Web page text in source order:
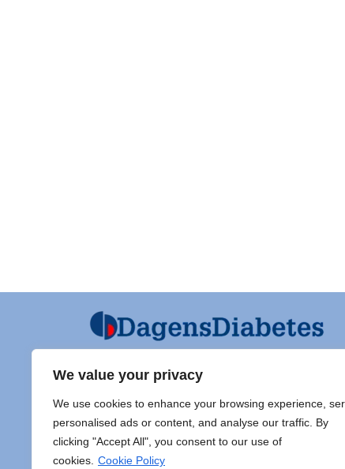
We value your privacy
We use cookies to enhance your browsing experience,
personalised ads or content, and analyse our traffic. By
clicking "Accept All", you consent to our use of
cookies. Cookie Policy
Ansvarig utgivare och Ordf SFD
Jarl Hellman
Överläkare, Processledare Diabetes
Samordnare Centre of Excellence typ
1 diabetes,
Doc